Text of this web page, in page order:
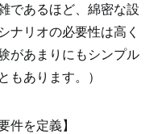
であるほど、綿密な設
ナリオの必要性は高く
があまりにもシンプル
もあります。）
件を定義】